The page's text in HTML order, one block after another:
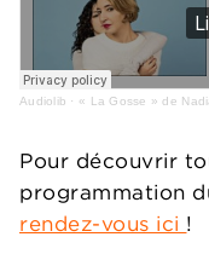
Audiolib · « La Gosse » de
Pour découvrir
programmation
rendez-vous ici !